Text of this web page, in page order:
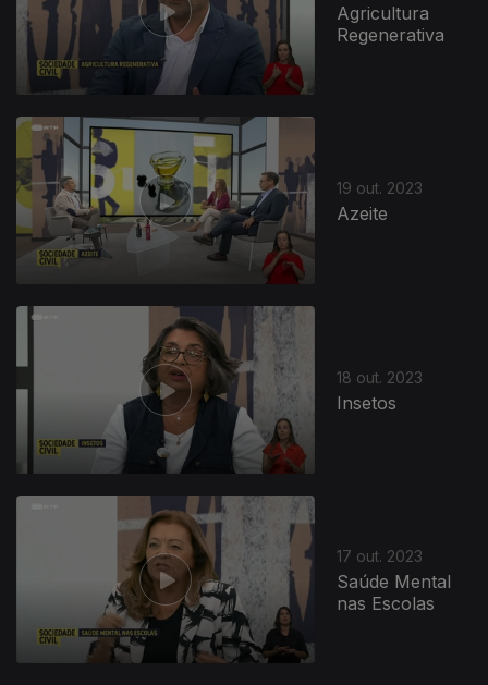
Agricultura
Regenerativa
19 out. 2023
Azeite
18 out. 2023
Insetos
722175
17 out. 2023
Saúde Mental
nas Escolas